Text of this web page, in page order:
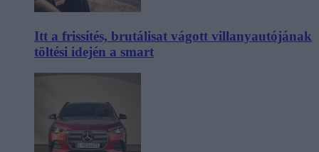
Itt a frissítés, brutálisat vágott villanyautójának
töltési idején a smart